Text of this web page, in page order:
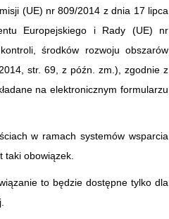
(UE) nr 809/2014 z dnia 17 lipca
Europejskiego i Rady (UE) nr
środków rozwoju obszarów
str. 69, z późn. zm.), zgodnie z
na elektronicznym formularzu
w ramach systemów wsparcia
obowiązek.
to będzie dostępne tylko dla